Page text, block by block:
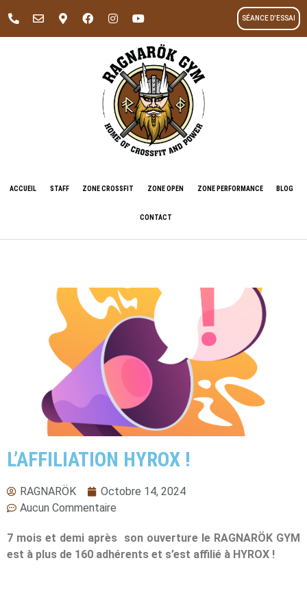
SÉANCE D’ESSAI
ACCUEIL STAFF ZONE CROSSFIT ZONE OPEN ZONE PERFORMANCE BLOG
CONTACT
L’AFFILIATION HYROX !
RAGNARÖK
Octobre 14, 2024
Aucun Commentaire
7 mois et demi après son ouverture le RAGNARÖK GYM
est à plus de 160 adhérents et s’est affilié à HYROX !